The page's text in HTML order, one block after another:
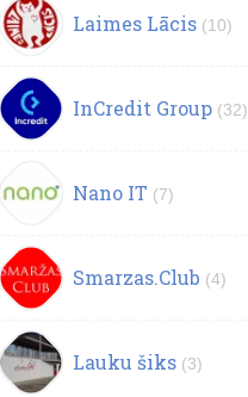
Laimes Lācis (10)
InCredit Group (32)
Nano IT (7)
Smarzas.Club (4)
Lauku šiks (3)